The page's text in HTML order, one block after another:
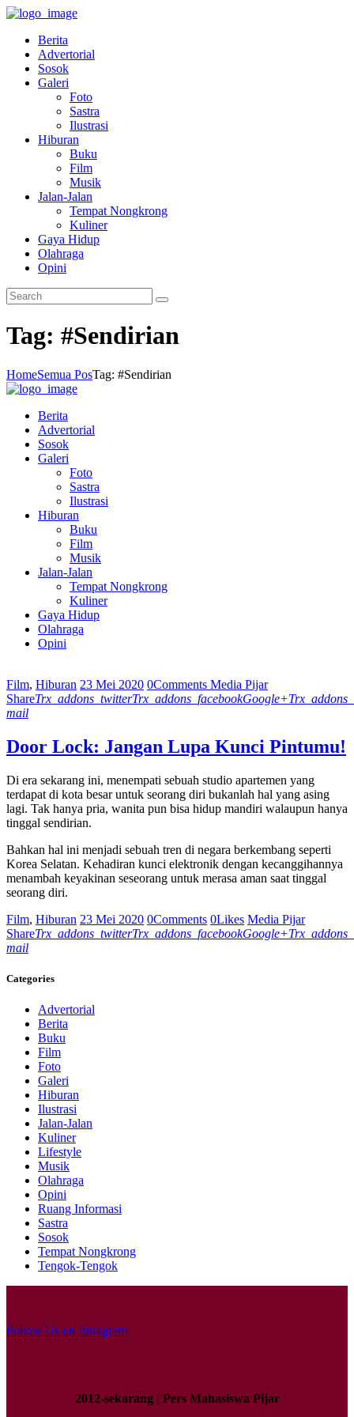
Berita
Advertorial
Sosok
Galeri
Foto
Sastra
Ilustrasi
Hiburan
Buku
Film
Musik
Jalan-Jalan
Tempat Nongkrong
Kuliner
Gaya Hidup
Olahraga
Opini
Tag: #Sendirian
HomeSemua PosTag: #Sendirian
Berita
Advertorial
Sosok
Galeri
Foto
Sastra
Ilustrasi
Hiburan
Buku
Film
Musik
Jalan-Jalan
Tempat Nongkrong
Kuliner
Gaya Hidup
Olahraga
Opini
Film, Hiburan 23 Mei 2020 0Comments Media Pijar
ShareTrx_addons_twitterTrx_addons_facebookGoogle+
mail
Door Lock: Jangan Lupa Kunci Pintumu!
Di era sekarang ini, menempati sebuah studio apartemen yang
terdapat di kota besar untuk seorang diri bukanlah hal yang asing
lagi. Tak hanya pria, wanita pun bisa hidup mandiri walaupun hanya
tinggal sendirian.
Bahkan hal ini menjadi sebuah tren di negara berkembang seperti
Korea Selatan. Kehadiran kunci elektronik dengan kecanggihannya
menambah keyakinan seseorang untuk merasa aman saat tinggal
seorang diri.
Film, Hiburan 23 Mei 2020 0Comments 0Likes Media Pijar
ShareTrx_addons_twitterTrx_addons_facebookGoogle+
mail
Categories
Advertorial
Berita
Buku
Film
Foto
Galeri
Hiburan
Ilustrasi
Jalan-Jalan
Kuliner
Lifestyle
Musik
Olahraga
Opini
Ruang Informasi
Sastra
Sosok
Tempat Nongkrong
Tengok-Tengok
Follow Us on Instagram
2012-sekarang | Pers Mahasiswa Pijar